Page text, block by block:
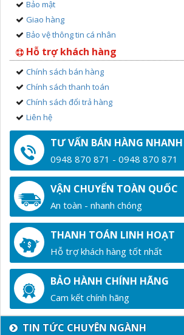
Bảo mật
Giao hàng
Bảo vệ thông tin cá nhân
Hỗ trợ khách hàng
Chính sách bán hàng
Chính sách thanh toán
Chính sách đổi trả hàng
Liên hệ
TƯ VẤN BÁN HÀNG NHANH
0948 870 871 - 0948 870 871
VẬN CHUYỂN TOÀN QUỐC
An toàn - nhanh chóng
THANH TOÁN LINH HOẠT
Hỗ trợ khách hàng tốt nhất
BẢO HÀNH CHÍNH HÃNG
Cam kết chính hãng
TIN TỨC CHUYÊN NGÀNH